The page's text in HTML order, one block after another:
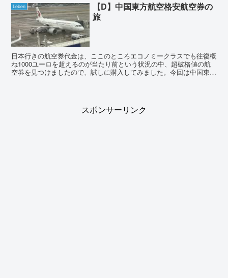
Leben
【D】中国東方航空格安航空券の
旅
日本行きの航空券代金は、ここのところエコノミークラスでも往復概
ね1000ユーロを超えるのが当たり前という状況の中、超破格値の航
空券を見つけましたので、試しに購入してみました。今回は中国東方
スポンサーリンク